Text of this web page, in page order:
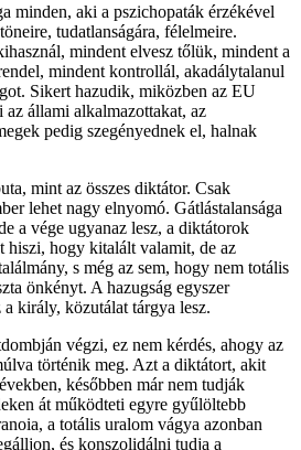
minden, aki a pszichopaták érzékével
tudatlanságára, félelmeire.
mindent elvesz tőlük, mindent a
mindent kontrollál, akadálytalanul
Sikert hazudik, miközben az EU
állami alkalmazottakat, az
pedig szegényednek el, halnak
mint az összes diktátor. Csak
lehet nagy elnyomó. Gátlástalansága
a vége ugyanaz lesz, a diktátorok
hiszi, hogy kitalált valamit, de az
s még az sem, hogy nem totális
önkényt. A hazugság egyszer
király, közutálat tárgya lesz.
végzi, ez nem kérdés, ahogy az
történik meg. Azt a diktátort, akit
későbben már nem tudják
át működteti egyre gyűlöltebb
a totális uralom vágya azonban
és konszolidálni tudja a